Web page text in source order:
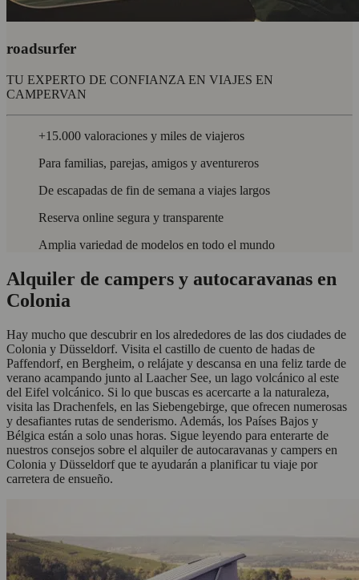
roadsurfer
TU EXPERTO DE CONFIANZA EN VIAJES EN
CAMPERVAN
+15.000 valoraciones y miles de viajeros
Para familias, parejas, amigos y aventureros
De escapadas de fin de semana a viajes largos
Reserva online segura y transparente
Amplia variedad de modelos en todo el mundo
Alquiler de campers y autocaravanas en
Colonia
Hay mucho que descubrir en los alrededores de las dos ciudades de
Colonia y Düsseldorf. Visita el castillo de cuento de hadas de
Paffendorf, en Bergheim, o relájate y descansa en una feliz tarde de
verano acampando junto al Laacher See, un lago volcánico al este
del Eifel volcánico. Si lo que buscas es acercarte a la naturaleza,
visita las Drachenfels, en las Siebengebirge, que ofrecen numerosas
y desafiantes rutas de senderismo. Además, los Países Bajos y
Bélgica están a solo unas horas. Sigue leyendo para enterarte de
nuestros consejos sobre el alquiler de autocaravanas y campers en
Colonia y Düsseldorf que te ayudarán a planificar tu viaje por
carretera de ensueño.